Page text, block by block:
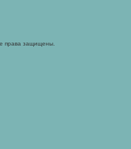
права защищены.